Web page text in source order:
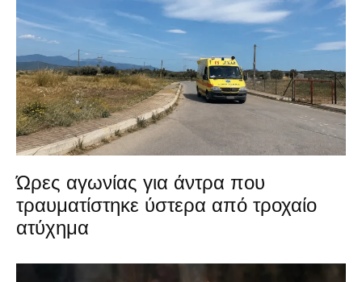
Ώρες αγωνίας για άντρα που
τραυματίστηκε ύστερα από τροχαίο
ατύχημα